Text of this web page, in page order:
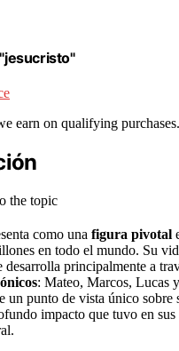
earn on qualifying purchases.
como una figura pivotal
en todo el mundo. Su
desarrolla principalmente a
: Mateo, Marcos, Lucas
un punto de vista único sobre
impacto que tuvo en sus